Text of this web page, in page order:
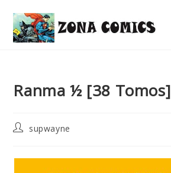
content
Ranma ½ [38 Tomos]
Postsupwayne